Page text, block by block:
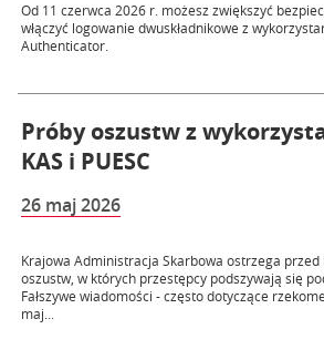
Od 11 czerwca 2026 r. możesz zwiększyć
włączyć logowanie dwuskładnikowe z
Authenticator.
Próby oszustw z
KAS i PUESC
26 maj 2026
Krajowa Administracja Skarbowa ostrzega
oszustw, w których przestępcy podszywają się
Fałszywe wiadomości - często dotyczące
maj...